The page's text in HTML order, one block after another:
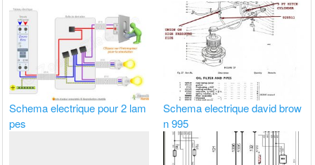
Schema electrique pour 2 lam
pes
Schema electrique david brow
n 995